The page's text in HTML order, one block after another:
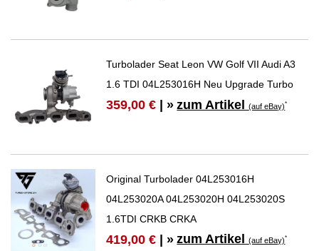
Turbolader Seat Leon VW Golf VII Audi A3
1.6 TDI 04L253016H Neu Upgrade Turbo
359,00 € | » zum Artikel(auf eBay)*
Original Turbolader 04L253016H
04L253020A 04L253020H 04L253020S
1.6TDI CRKB CRKA
419,00 € | » zum Artikel(auf eBay)*